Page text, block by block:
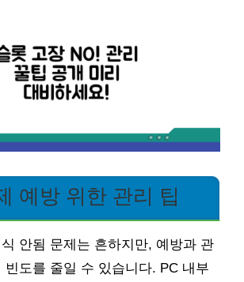
예방 위한 관리 팁
안됨 문제는 흔하지만, 예방과 관
빈도를 줄일 수 있습니다. PC 내부